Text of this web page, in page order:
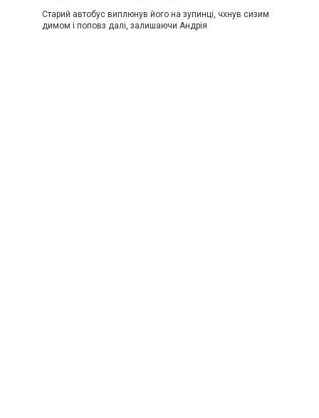
Старий автобус виплюнув його на зупинці, чхнув сизим
димом і поповз далі, залишаючи Андрія